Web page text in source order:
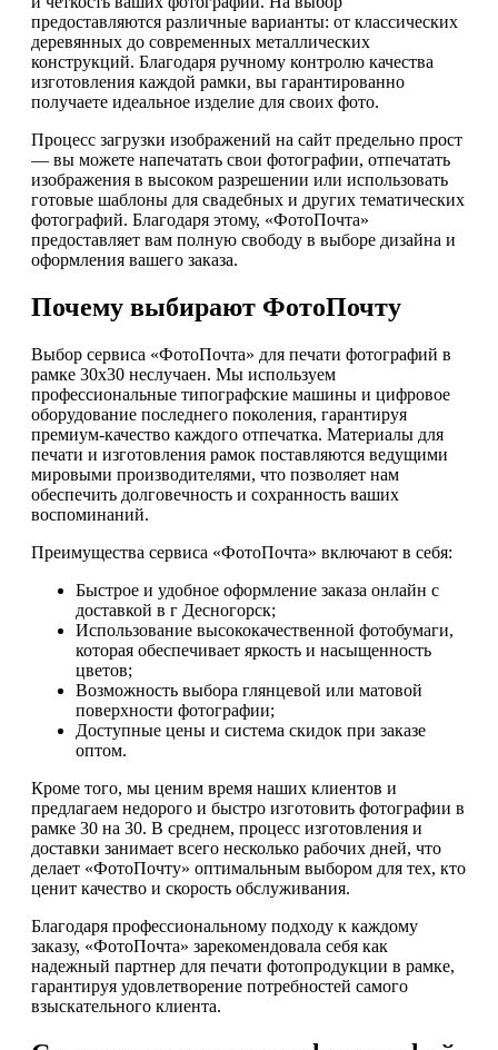
предоставляются различные варианты: от классических
деревянных до современных металлических
конструкций. Благодаря ручному контролю качества
изготовления каждой рамки, вы гарантированно
получаете идеальное изделие для своих фото.
Процесс загрузки изображений на сайт предельно прост
— вы можете напечатать свои фотографии, отпечатать
изображения в высоком разрешении или использовать
готовые шаблоны для свадебных и других тематических
фотографий. Благодаря этому, «ФотоПочта»
предоставляет вам полную свободу в выборе дизайна и
оформления вашего заказа.
Почему выбирают ФотоПочту
Выбор сервиса «ФотоПочта» для печати фотографий в
рамке 30х30 неслучаен. Мы используем
профессиональные типографские машины и цифровое
оборудование последнего поколения, гарантируя
премиум-качество каждого отпечатка. Материалы для
печати и изготовления рамок поставляются ведущими
мировыми производителями, что позволяет нам
обеспечить долговечность и сохранность ваших
воспоминаний.
Преимущества сервиса «ФотоПочта» включают в себя:
Быстрое и удобное оформление заказа онлайн с
доставкой в г Десногорск;
Использование высококачественной фотобумаги,
которая обеспечивает яркость и насыщенность
цветов;
Возможность выбора глянцевой или матовой
поверхности фотографии;
Доступные цены и система скидок при заказе
оптом.
Кроме того, мы ценим время наших клиентов и
предлагаем недорого и быстро изготовить фотографии в
рамке 30 на 30. В среднем, процесс изготовления и
доставки занимает всего несколько рабочих дней, что
делает «ФотоПочту» оптимальным выбором для тех, кто
ценит качество и скорость обслуживания.
Благодаря профессиональному подходу к каждому
заказу, «ФотоПочта» зарекомендовала себя как
надежный партнер для печати фотопродукции в рамке,
гарантируя удовлетворение потребностей самого
взыскательного клиента.